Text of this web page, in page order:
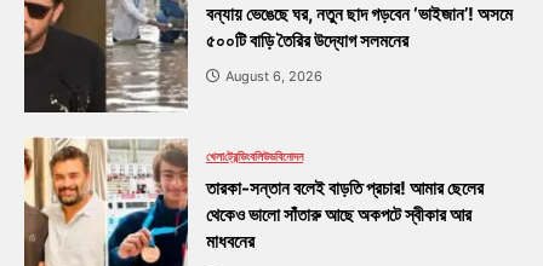
বন্যায় ভেঙেছে ঘর, নতুন ছাদ গড়বেন ‘ভাইজান’! অসমে
৫০০টি বাড়ি তৈরির উদ্যোগ সলমনের
August 6, 2026
খেলাট্রেন্ডিংবলিউডবিনোদন
তারকা-সন্তান বলেই বাড়তি প্রচার! আমার ছেলের
থেকেও ভালো সাঁতারু আছে অকপটে স্বীকার আর
মাধবনের